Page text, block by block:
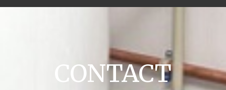
CONTACT